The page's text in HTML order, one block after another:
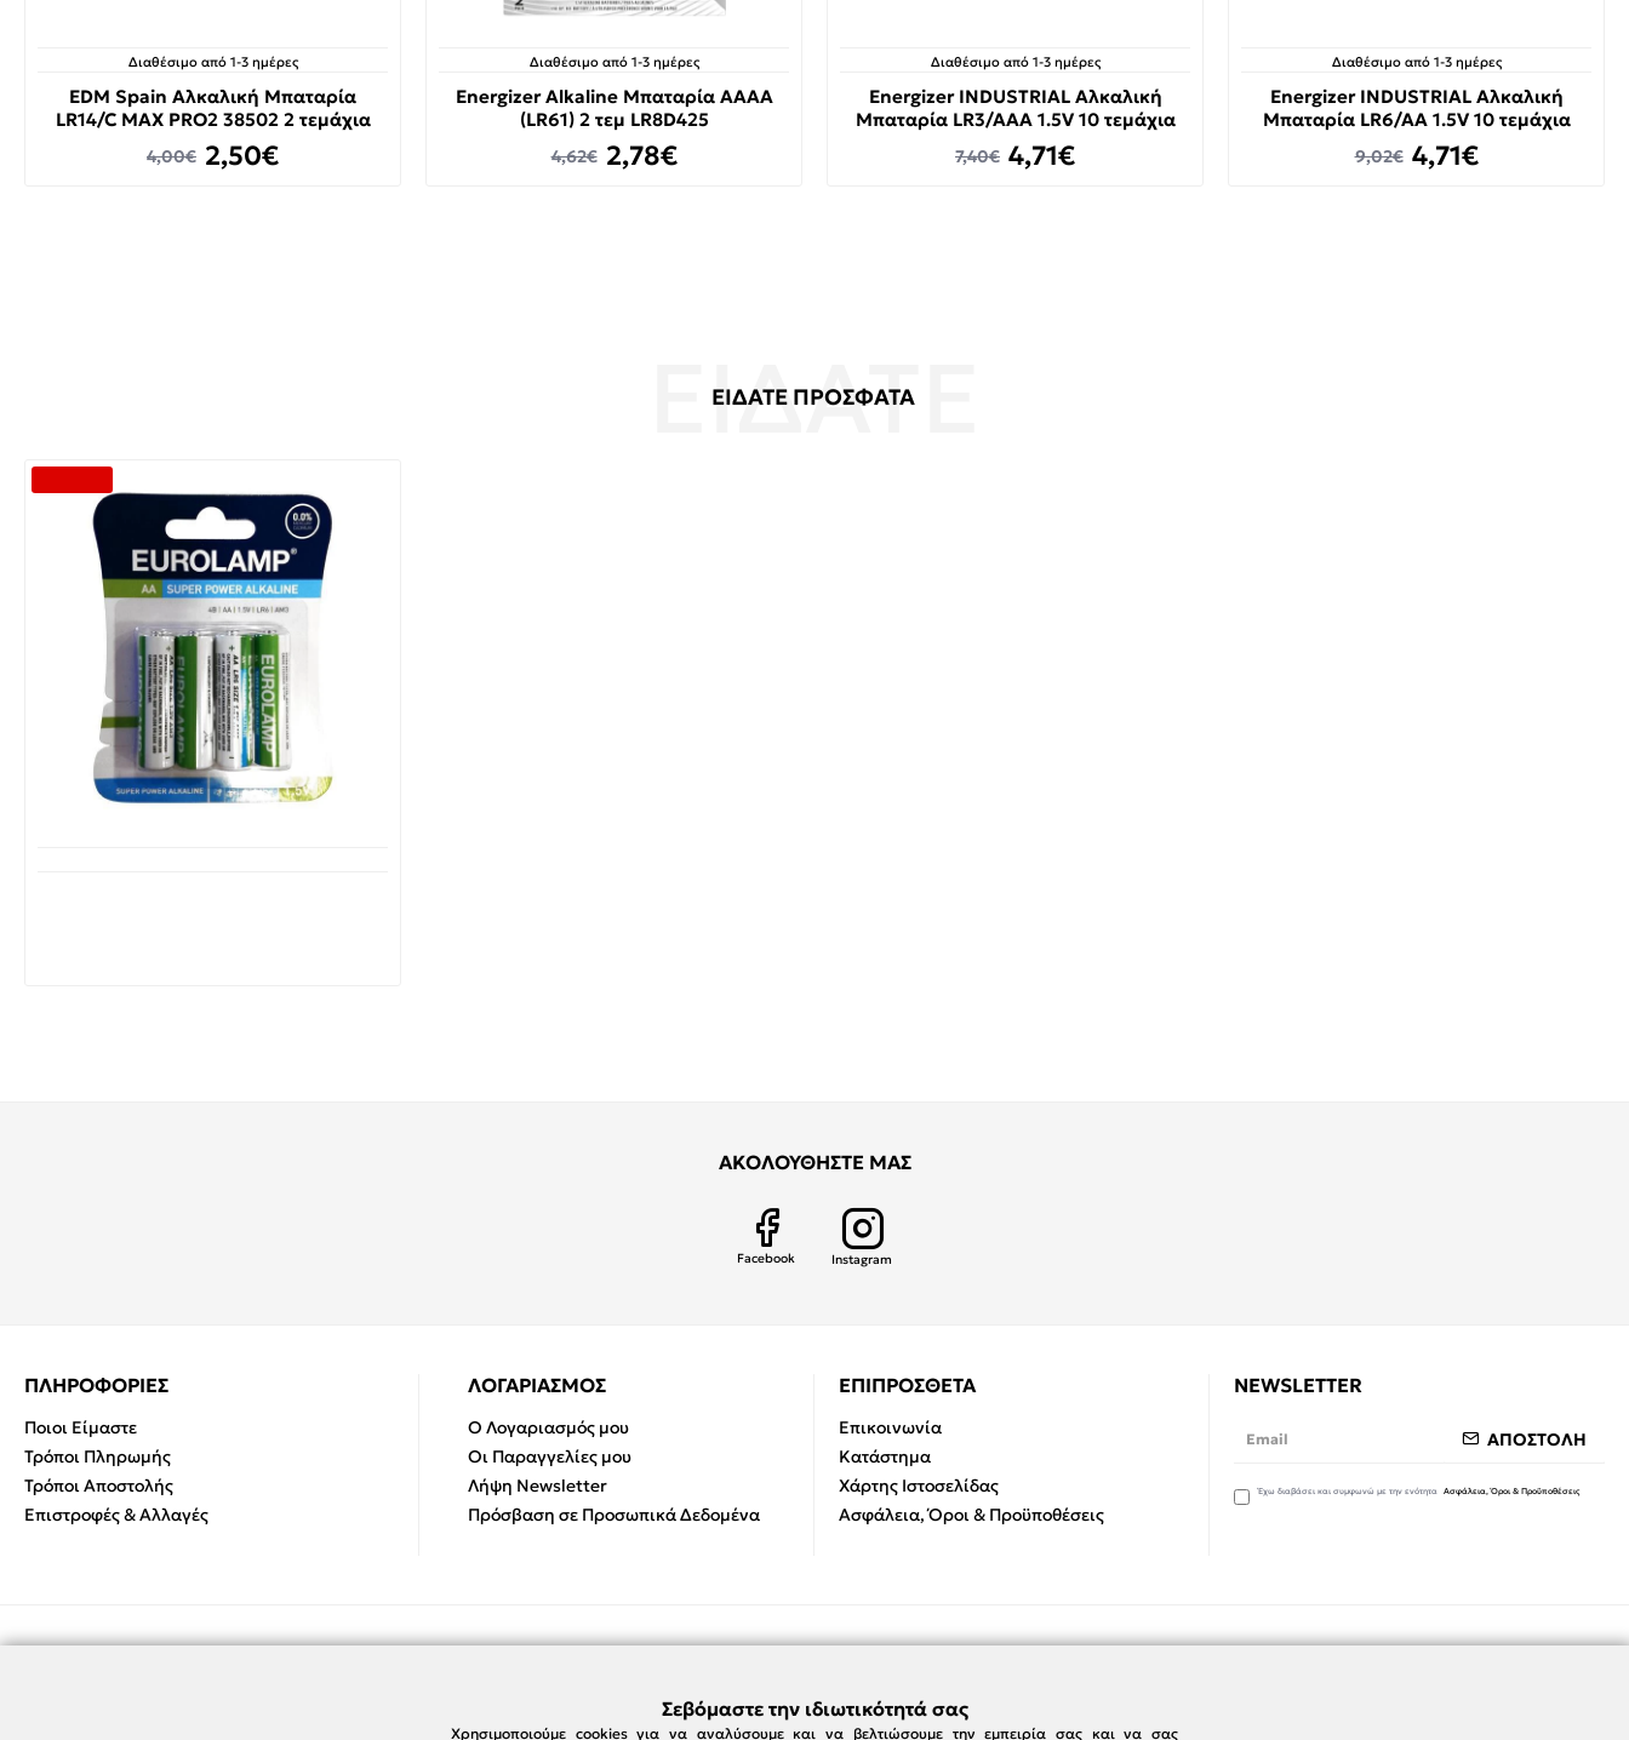
Διαθέσιμο από 1-3 ημέρες
EDM Spain Αλκαλική Μπαταρία
LR14/C MAX PRO2 38502 2 τεμάχια
2,50€
4,00€
Διαθέσιμο από 1-3 ημέρες
Energizer Alkaline Μπαταρία AAΑA
(LR61) 2 τεμ LR8D425
2,78€
4,62€
Διαθέσιμο από 1-3 ημέρες
Energizer INDUSTRIAL Αλκαλική
Μπαταρία LR3/AAA 1.5V 10 τεμάχια
4,71€
7,40€
Διαθέσιμο από 1-3 ημέρες
Energizer INDUSTRIAL Αλκαλική
Μπαταρία LR6/AA 1.5V 10 τεμάχια
4,71€
9,02€
ΕΙΔΑΤΕ ΠΡΟΣΦΑΤΑ
ΑΚΟΛΟΥΘΗΣΤΕ ΜΑΣ
Facebook Instagram
ΠΛΗΡΟΦΟΡΙΕΣ
Ποιοι Είμαστε
Τρόποι Πληρωμής
Τρόποι Αποστολής
Επιστροφές & Αλλαγές
ΛΟΓΑΡΙΑΣΜΟΣ
Ο Λογαριασμός μου
Οι Παραγγελίες μου
Λήψη Newsletter
Πρόσβαση σε Προσωπικά Δεδομένα
ΕΠΙΠΡΟΣΘΕΤΑ
Επικοινωνία
Κατάστημα
Χάρτης Ιστοσελίδας
Ασφάλεια, Όροι & Προϋποθέσεις
NEWSLETTER
ΑΠΟΣΤΟΛΗ
Έχω διαβάσει και συμφωνώ με την ενότητα Ασφάλεια, Όροι & Προϋποθέσεις
Σεβόμαστε την ιδιωτικότητά σας
Χρησιμοποιούμε cookies για να αναλύσουμε και να βελτιώσουμε την εμπειρία σας και να σας